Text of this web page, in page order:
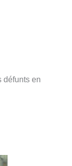
défunts en